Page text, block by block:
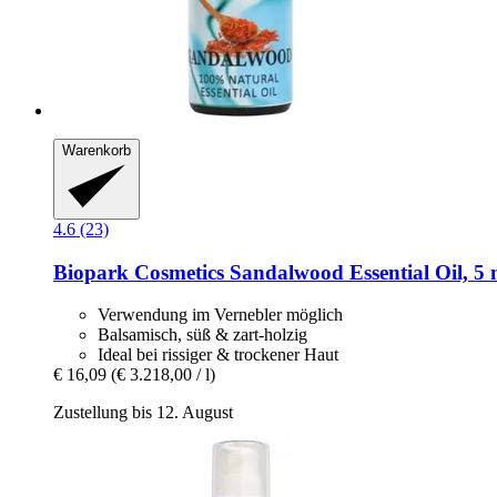
Warenkorb
4.6 (23)
Biopark Cosmetics Sandalwood Essential Oil, 5
Verwendung im Vernebler möglich
Balsamisch, süß & zart-holzig
Ideal bei rissiger & trockener Haut
€ 16,09 (€ 3.218,00 / l)
Zustellung bis 12. August